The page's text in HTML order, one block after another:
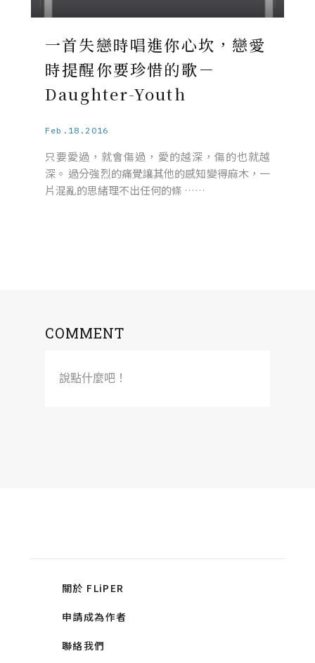
一首失戀時唱進你心坎，戀愛
時提醒你要珍惜的歌－
Daughter-Youth
Feb.18.2016
只要愛過，就會傷過，愛的越深，傷的也就越
深。 過分強烈的痛覺讓其他的感知變得麻木，一
片混亂的思緒理不出任何的條 ……
COMMENT
說點什麼吧！
關於 FLiPER
申請成為作者
聯絡我們